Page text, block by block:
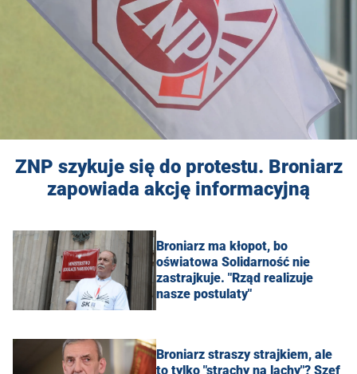
ZNP szykuje się do protestu. Broniarz
zapowiada akcję informacyjną
Broniarz ma kłopot, bo
oświatowa Solidarność nie
zastrajkuje. "Rząd realizuje
nasze postulaty"
Broniarz straszy strajkiem, ale
to tylko "strachy na lachy"? Szef